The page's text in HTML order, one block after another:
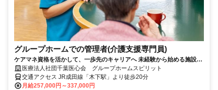
グループホームでの管理者(介護支援専門員)
ケアマネ資格を活かして、一歩先のキャリアへ 未経験から始める施設管
理者 手厚い手当×充実のサポート
医療法人社団千葉医心会 グループホームスピリット
交通アクセス JR成田線「木下駅」より徒歩20分
月給257,000円～337,000円